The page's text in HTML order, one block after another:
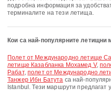
подробна информация за
терминалите на тези летища.
Кои са най-популярните летищни
полет от Международно летище Сабиха Гьокчен до международното
летище Казабланка Мохамед V,
Рабат, полет от Международно
Танжер Ибн Батута са най-
Istanbul. Тези маршрути предлагат